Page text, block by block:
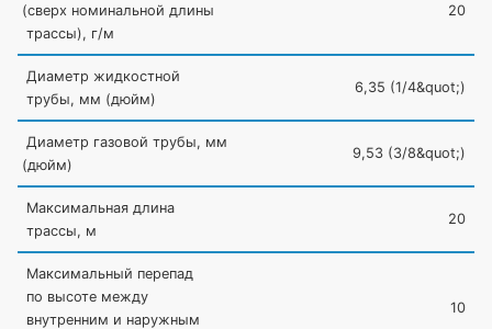
(сверх номинальной длины
трассы), г/м
20
Диаметр жидкостной
трубы, мм (дюйм)
6,35 (1/4&quot;)
Диаметр газовой трубы, мм
(дюйм)
9,53 (3/8&quot;)
Максимальная длина
трассы, м
20
Максимальный перепад
по высоте между
внутренним и наружным
10